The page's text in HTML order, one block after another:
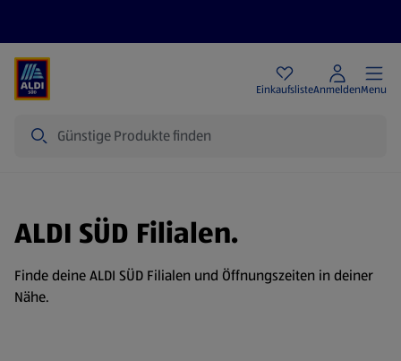
EinkaufslisteAnmeldenMenu
ALDI SÜD Filialen.
Finde deine ALDI SÜD Filialen und Öffnungszeiten in deiner
Nähe.